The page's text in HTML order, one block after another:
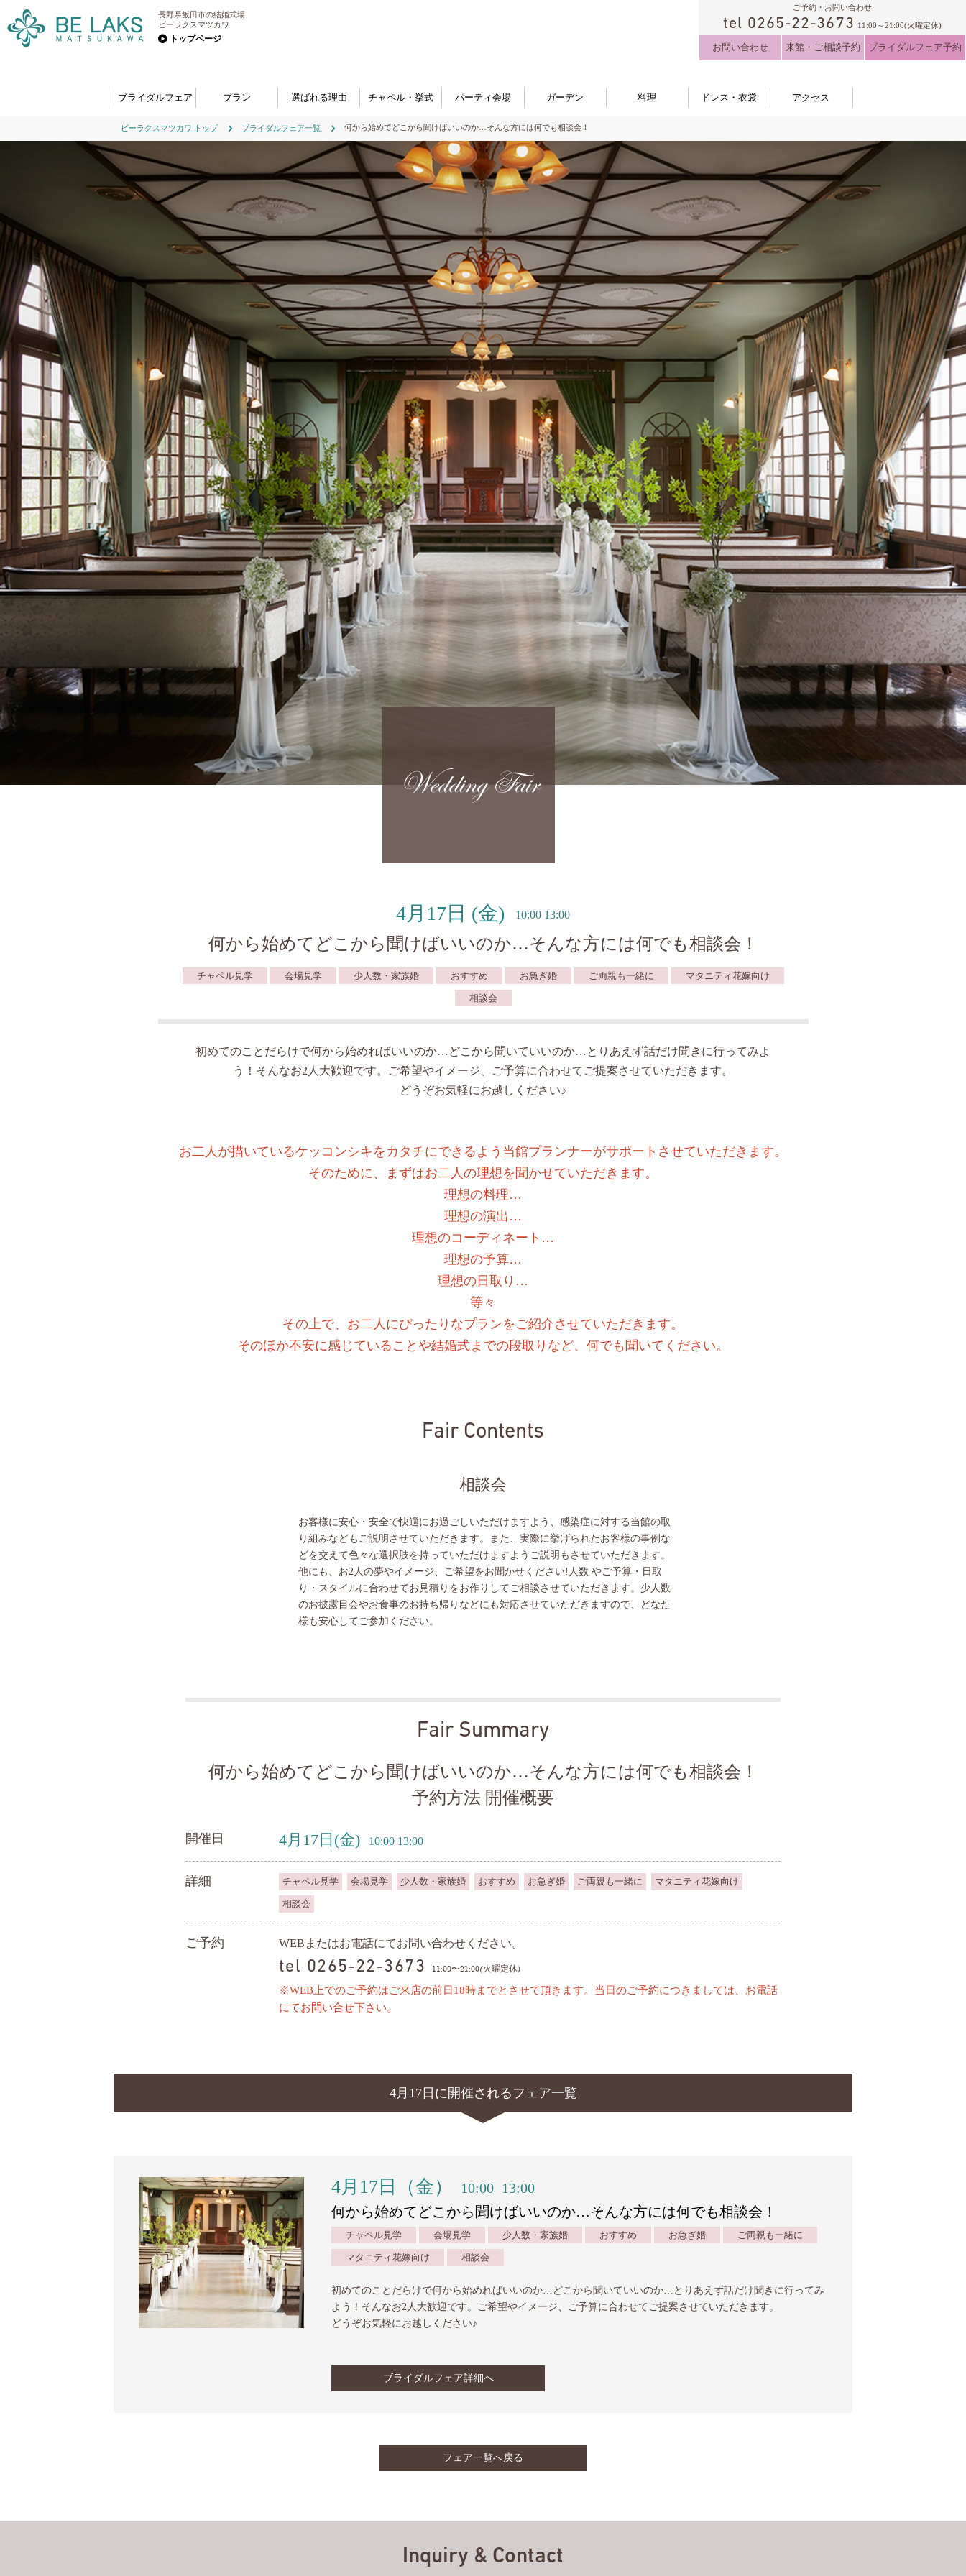
長野県飯田市の結婚式場
ビーラクスマツカワ
トップページ
ご予約・お問い合わせ
tel 0265-22-3673 11:00～21:00(火曜定休)
お問い合わせ 来館・ご相談予約 ブライダルフェア予約
ブライダルフェア プラン 選ばれる理由 チャペル・挙式 パーティ会場 ガーデン 料理 ドレス・衣裳 アクセス
ビーラクスマツカワ トップ ブライダルフェア一覧 何から始めてどこから聞けばいいのか…そんな方には何でも相談会！
Wedding Fair
4月17日 (金) 10:00 13:00
何から始めてどこから聞けばいいのか…そんな方には何でも相談会！
チャペル見学 会場見学 少人数・家族婚 おすすめ お急ぎ婚 ご両親も一緒に マタニティ花嫁向け
相談会
初めてのことだらけで何から始めればいいのか…どこから聞いていいのか…とりあえず話だけ聞きに行ってみよ
う！そんなお2人大歓迎です。ご希望やイメージ、ご予算に合わせてご提案させていただきます。
どうぞお気軽にお越しください♪
お二人が描いているケッコンシキをカタチにできるよう当館プランナーがサポートさせていただきます。
そのために、まずはお二人の理想を聞かせていただきます。
理想の料理…
理想の演出…
理想のコーディネート…
理想の予算…
理想の日取り…
等々
その上で、お二人にぴったりなプランをご紹介させていただきます。
そのほか不安に感じていることや結婚式までの段取りなど、何でも聞いてください。
Fair Contents
相談会
お客様に安心・安全で快適にお過ごしいただけますよう、感染症に対する当館の取
り組みなどもご説明させていただきます。また、実際に挙げられたお客様の事例な
どを交えて色々な選択肢を持っていただけますようご説明もさせていただきます。
他にも、お2人の夢やイメージ、ご希望をお聞かせください!人数 やご予算・日取
り・スタイルに合わせてお見積りをお作りしてご相談させていただきます。少人数
のお披露目会やお食事のお持ち帰りなどにも対応させていただきますので、どなた
様も安心してご参加ください。
Fair Summary
何から始めてどこから聞けばいいのか…そんな方には何でも相談会！
予約方法 開催概要
開催日 4月17日 (金) 10:00 13:00
詳細 チャペル見学 会場見学 少人数・家族婚 おすすめ お急ぎ婚 ご両親も一緒に マタニティ花嫁向け
相談会
ご予約 WEBまたはお電話にてお問い合わせください。
tel 0265-22-3673 11:00〜21:00(火曜定休)
※WEB上でのご予約はご来店の前日18時までとさせて頂きます。当日のご予約につきましては、お電話
にてお問い合せ下さい。
4月17日に開催されるフェア一覧
4月17日（金） 10:00 13:00
何から始めてどこから聞けばいいのか…そんな方には何でも相談会！
チャペル見学 会場見学 少人数・家族婚 おすすめ お急ぎ婚 ご両親も一緒に
マタニティ花嫁向け 相談会
初めてのことだらけで何から始めればいいのか…どこから聞いていいのか…とりあえず話だけ聞きに行ってみ
よう！そんなお2人大歓迎です。ご希望やイメージ、ご予算に合わせてご提案させていただきます。
どうぞお気軽にお越しください♪
ブライダルフェア詳細へ
フェア一覧へ戻る
Inquiry & Contact